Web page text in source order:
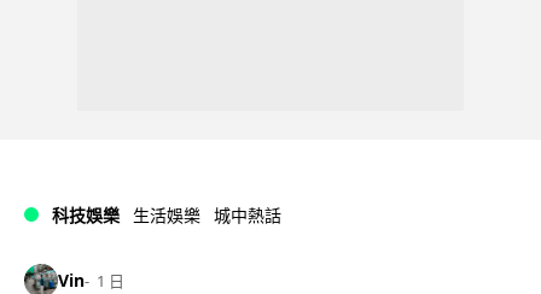
科技娛樂 生活娛樂 城中熱話
Vin 1 日